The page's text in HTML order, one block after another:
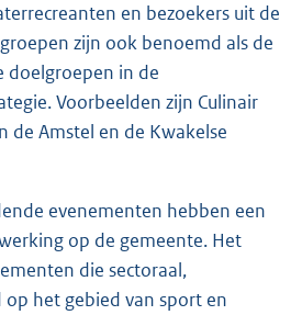
en bezoekers uit de
zijn ook benoemd als de
doelgroepen in de
Voorbeelden zijn Culinair
de Amstel en de Kwakelse
evenementen hebben een
op de gemeente. Het
die sectoraal,
het gebied van sport en